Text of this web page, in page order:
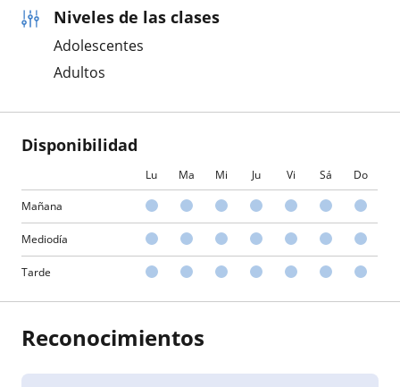
Niveles de las clases
Adolescentes
Adultos
Disponibilidad
Lu Ma Mi Ju Vi Sá Do
Mañana
Mediodía
Tarde
Reconocimientos